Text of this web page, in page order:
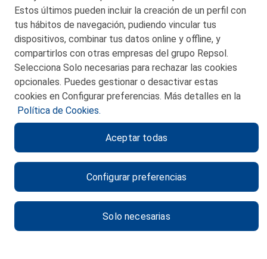
Telf. 946 357 000
© 2026 Petronor S.A.
CONTACTO
POLITICA DE PRIVACIDAD
AVISO LEGAL
POLITICA DE COOKIES
Estos últimos pueden incluir la creación de un perfil con
tus hábitos de navegación, pudiendo vincular tus
dispositivos, combinar tus datos online y offline, y
compartirlos con otras empresas del grupo Repsol.
Selecciona Solo necesarias para rechazar las cookies
opcionales. Puedes gestionar o desactivar estas
cookies en Configurar preferencias. Más detalles en la
Política de Cookies.
Configurar preferencias
Solo necesarias
Aceptar todas